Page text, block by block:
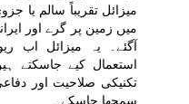
میزائل تقریباً سالم یا
میں زمین پر گرے اور
آگئے۔ یہ میزائل اب
استعمال کیے جاسکتے
تکنیکی صلاحیت اور
سمجھا جاسکے۔